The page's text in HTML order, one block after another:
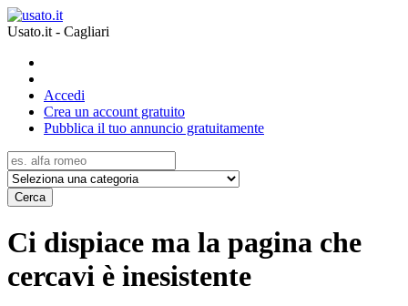
Usato.it - Cagliari
Accedi
Crea un account gratuito
Pubblica il tuo annuncio gratuitamente
Cerca
Ci dispiace ma la pagina che
cercavi è inesistente